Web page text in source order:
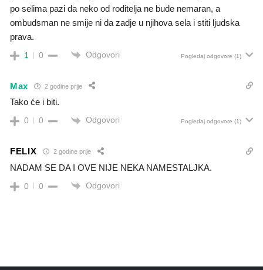
po selima pazi da neko od roditelja ne bude nemaran, a
ombudsman ne smije ni da zadje u njihova sela i stiti ljudska
prava.
1 0 Odgovori Pogledaj odgovore (1)
Max 2 godine prije
Tako će i biti.
0 0 Odgovori Pogledaj odgovore (1)
FELIX 2 godine prije
NADAM SE DA I OVE NIJE NEKA NAMESTALJKA.
0 0 Odgovori